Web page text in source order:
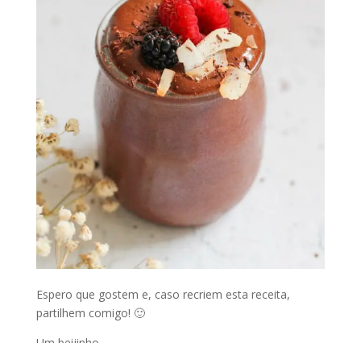
Espero que gostem e, caso recriem esta receita,
partilhem comigo! 🙂